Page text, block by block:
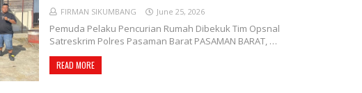
FIRMAN SIKUMBANG June 25, 2026
Pemuda Pelaku Pencurian Rumah Dibekuk Tim Opsnal
Satreskrim Polres Pasaman Barat PASAMAN BARAT, …
READ MORE